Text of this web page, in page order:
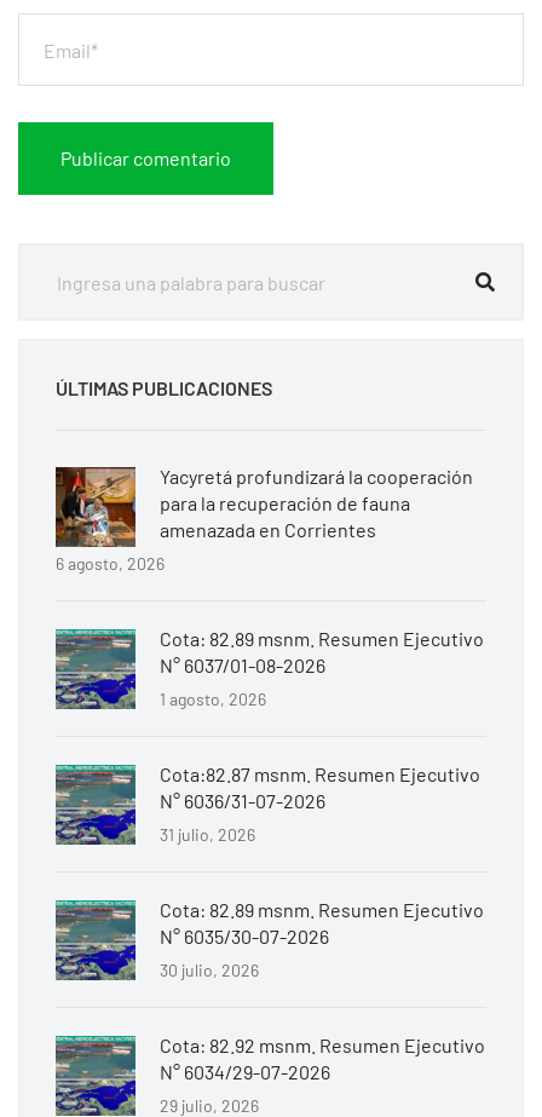
ÚLTIMAS PUBLICACIONES
Yacyretá profundizará la cooperación
para la recuperación de fauna
amenazada en Corrientes
6 agosto, 2026
Cota: 82.89 msnm. Resumen Ejecutivo
N° 6037/01-08-2026
1 agosto, 2026
Cota:82.87 msnm. Resumen Ejecutivo
N° 6036/31-07-2026
31 julio, 2026
Cota: 82.89 msnm. Resumen Ejecutivo
N° 6035/30-07-2026
30 julio, 2026
Cota: 82.92 msnm. Resumen Ejecutivo
N° 6034/29-07-2026
29 julio, 2026